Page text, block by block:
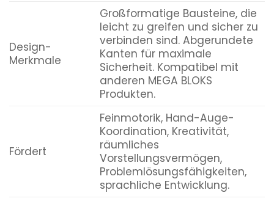
Design-
Merkmale
Großformatige Bausteine, die
leicht zu greifen und sicher zu
verbinden sind. Abgerundete
Kanten für maximale
Sicherheit. Kompatibel mit
anderen MEGA BLOKS
Produkten.
Fördert
Feinmotorik, Hand-Auge-
Koordination, Kreativität,
räumliches
Vorstellungsvermögen,
Problemlösungsfähigkeiten,
sprachliche Entwicklung.